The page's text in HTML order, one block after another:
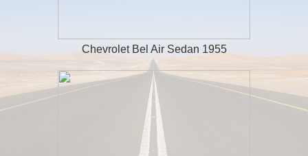
Chevrolet Bel Air Sedan 1955